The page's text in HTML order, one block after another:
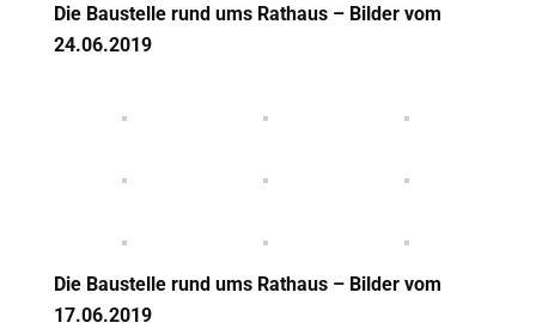
Die Baustelle rund ums Rathaus – Bilder vom
24.06.2019
Die Baustelle rund ums Rathaus – Bilder vom
17.06.2019